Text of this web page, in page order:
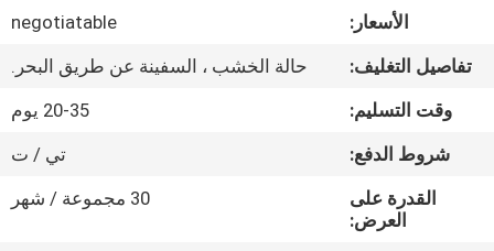
الجودة
اتصل
الأسعار:
negotiatable
تفاصيل التغليف:
حالة الخشب ، السفينة عن طريق البحر.
وقت التسليم:
20-35 يوم
شروط الدفع:
تي / ت
القدرة على
العرض:
30 مجموعة / شهر